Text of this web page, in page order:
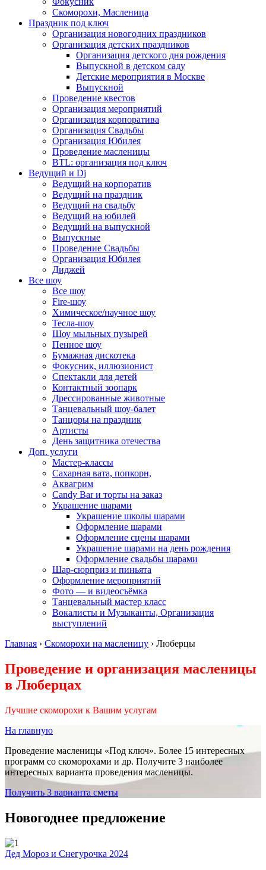
Скоморохи, Масленица
Праздник под ключ
Организация новогодних праздников
Организация детских праздников
Организация детского дня рождения
Выпускной в детском саду
Детские мероприятия в Москве
Выпускной
Проведение квестов
Организация мероприятий
Организация корпоратива
Организация Свадьбы
Организация Юбилея
Проведение масленицы
BTL: организация под ключ
Ведущий и Dj
Ведущий на корпоратив
Ведущий на праздник
Ведущий на свадьбу
Ведущий на юбилей
Ведущий на выпускной
Выпускные
Проведение Свадьбы
Организация Юбилея
Диджей
Все шоу
Все шоу
Fire-шоу
Химическое/научное шоу
Тесла-шоу
Шоу мыльных пузырей
Пенное шоу
Бумажная дискотека
Фокусник, иллюзионист
Спектакли для детей
Контактный зоопарк
Дрессированные животные
Танцевальный шоу-балет
Танцоры на праздник
Артисты
День защитника отечества
Доп. услуги
Мастер-классы
Сахарная вата, попкорн,
Аквагрим
Candy Bar и торты на заказ
Украшение шарами
Украшение школы шарами
Оформление шарами
Оформление сцены шарами
Украшение шарами на день рождения
Оформление свадьбы шарами
Шар-сюрприз и пиньята
Оформление мероприятий
Фото — и видеосъёмка
Танцевальный мастер класс
Вокалисты и Музыканты, Организация
выступлений
Главная › Скоморохи на масленицу › Люберцы
Проведение и организация масленицы
в Люберцах
Лучшие скоморохи к Вашим услугам
На главную
Проведение масленицы «Под ключ». Более 15 интересных
программ со скоморохами и др. Получите 3 наиболее
интересных варианта проведения масленицы.
Получить 3 варианта сметы
Новогоднее предложение
Дед Мороз и Снегурочка 2024